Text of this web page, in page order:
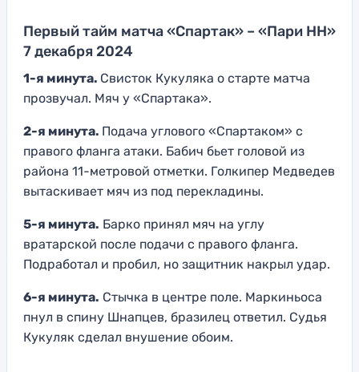
Первый тайм матча «Спартак» – «Пари НН»
7 декабря 2024
1-я минута. Свисток Кукуляка о старте матча
прозвучал. Мяч у «Спартака».
2-я минута. Подача углового «Спартаком» с
правого фланга атаки. Бабич бьет головой из
района 11-метровой отметки. Голкипер Медведев
вытаскивает мяч из под перекладины.
5-я минута. Барко принял мяч на углу
вратарской после подачи с правого фланга.
Подработал и пробил, но защитник накрыл удар.
6-я минута. Стычка в центре поле. Маркиньоса
пнул в спину Шнапцев, бразилец ответил. Судья
Кукуляк сделал внушение обоим.